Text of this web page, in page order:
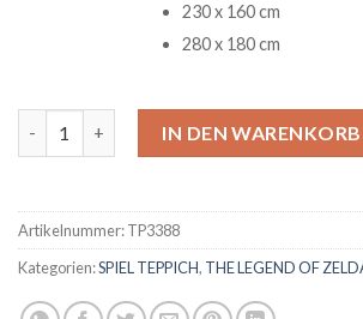
230 x 160 cm
280 x 180 cm
IN DEN WARENKORB
Artikelnummer:TP3388
Kategorien:SPIEL TEPPICH, THE LEGEND OF